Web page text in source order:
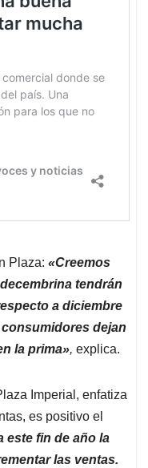
Plaza: «Creemos
tendrán
a diciembre
dejan
la prima», explica.
Imperial, enfatiza
es positivo el
este fin de año la
las ventas.